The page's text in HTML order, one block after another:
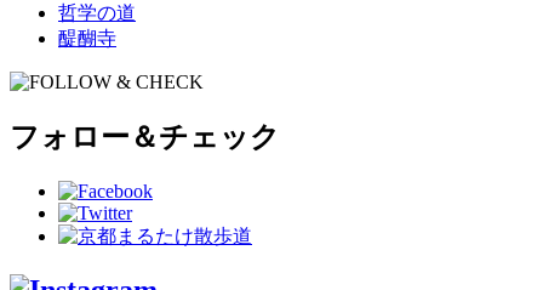
哲学の道
醍醐寺
フォロー＆チェック